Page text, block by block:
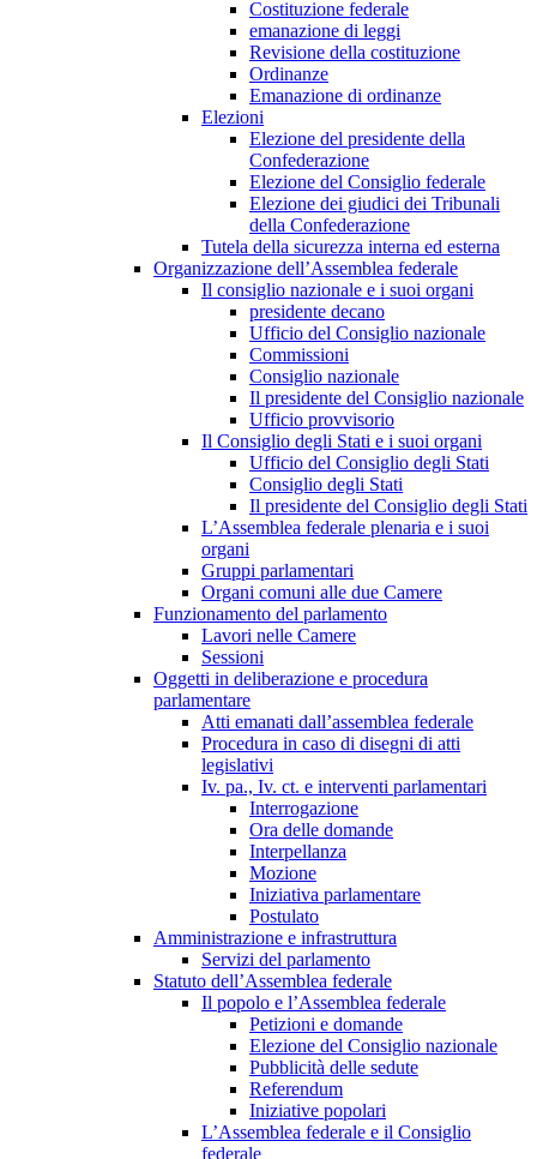
Costituzione federale
emanazione di leggi
Revisione della costituzione
Ordinanze
Emanazione di ordinanze
Elezioni
Elezione del presidente della
Confederazione
Elezione del Consiglio federale
Elezione dei giudici dei Tribunali
della Confederazione
Tutela della sicurezza interna ed esterna
Organizzazione dell’Assemblea federale
Il consiglio nazionale e i suoi organi
presidente decano
Ufficio del Consiglio nazionale
Commissioni
Consiglio nazionale
Il presidente del Consiglio nazionale
Ufficio provvisorio
Il Consiglio degli Stati e i suoi organi
Ufficio del Consiglio degli Stati
Consiglio degli Stati
Il presidente del Consiglio degli Stati
L’Assemblea federale plenaria e i suoi
organi
Gruppi parlamentari
Organi comuni alle due Camere
Funzionamento del parlamento
Lavori nelle Camere
Sessioni
Oggetti in deliberazione e procedura
parlamentare
Atti emanati dall’assemblea federale
Procedura in caso di disegni di atti
legislativi
Iv. pa., Iv. ct. e interventi parlamentari
Interrogazione
Ora delle domande
Interpellanza
Mozione
Iniziativa parlamentare
Postulato
Amministrazione e infrastruttura
Servizi del parlamento
Statuto dell’Assemblea federale
Il popolo e l’Assemblea federale
Petizioni e domande
Elezione del Consiglio nazionale
Pubblicità delle sedute
Referendum
Iniziative popolari
L’Assemblea federale e il Consiglio
federale